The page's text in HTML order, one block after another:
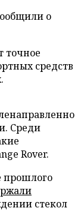
о
точное
средств
Среди
Rover.
прошлого
стекол